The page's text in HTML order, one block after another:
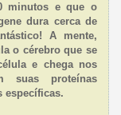
minutos e que o
dura cerca de
A mente,
o cérebro que se
e chega nos
suas proteínas
específicas.